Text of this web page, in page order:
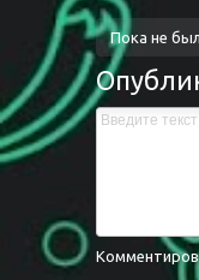
Пока не